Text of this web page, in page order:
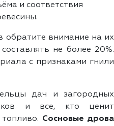
и соответствия
обратите внимание на их
не более 20%.
с признаками гнили
дач и загородных
и все, кто ценит
Сосновые дрова